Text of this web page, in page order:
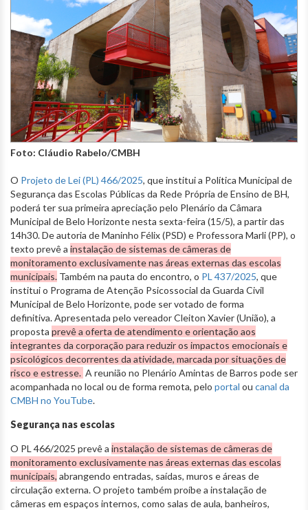
Foto: Cláudio Rabelo/CMBH
O Projeto de Lei (PL) 466/2025, que institui a Política Municipal de
Segurança das Escolas Públicas da Rede Própria de Ensino de BH,
poderá ter sua primeira apreciação pelo Plenário da Câmara
Municipal de Belo Horizonte nesta sexta-feira (15/5), a partir das
14h30. De autoria de Maninho Félix (PSD) e Professora Marli (PP), o
texto prevê a instalação de sistemas de câmeras de
monitoramento exclusivamente nas áreas externas das escolas
municipais. Também na pauta do encontro, o PL 437/2025, que
institui o Programa de Atenção Psicossocial da Guarda Civil
Municipal de Belo Horizonte, pode ser votado de forma
definitiva. Apresentada pelo vereador Cleiton Xavier (União), a
proposta prevê a oferta de atendimento e orientação aos
integrantes da corporação para reduzir os impactos emocionais e
psicológicos decorrentes da atividade, marcada por situações de
risco e estresse. A reunião no Plenário Amintas de Barros pode ser
acompanhada no local ou de forma remota, pelo portal ou canal da
CMBH no YouTube.
Segurança nas escolas
O PL 466/2025 prevê a instalação de sistemas de câmeras de
monitoramento exclusivamente nas áreas externas das escolas
municipais, abrangendo entradas, saídas, muros e áreas de
circulação externa. O projeto também proíbe a instalação de
câmeras em espaços internos, como salas de aula, banheiros,